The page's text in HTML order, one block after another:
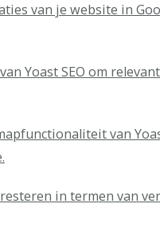
van je website in
Yoast SEO om
van
in termen van